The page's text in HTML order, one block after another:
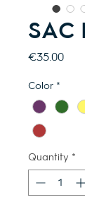
SAC
€35.00Price
Color *
Quantity *